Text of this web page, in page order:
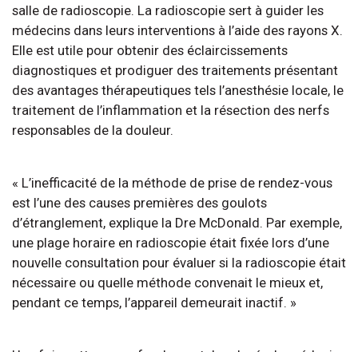
salle de radioscopie. La radioscopie sert à guider les
médecins dans leurs interventions à l’aide des rayons X.
Elle est utile pour obtenir des éclaircissements
diagnostiques et prodiguer des traitements présentant
des avantages thérapeutiques tels l’anesthésie locale, le
traitement de l’inflammation et la résection des nerfs
responsables de la douleur.
« L’inefficacité de la méthode de prise de rendez-vous
est l’une des causes premières des goulots
d’étranglement, explique la Dre McDonald. Par exemple,
une plage horaire en radioscopie était fixée lors d’une
nouvelle consultation pour évaluer si la radioscopie était
nécessaire ou quelle méthode convenait le mieux et,
pendant ce temps, l’appareil demeurait inactif. »